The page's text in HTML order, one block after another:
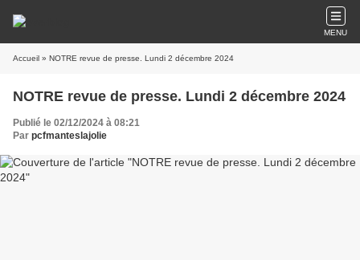
MENU
Accueil » NOTRE revue de presse. Lundi 2 décembre 2024
NOTRE revue de presse. Lundi 2 décembre 2024
Publié le 02/12/2024 à 08:21
Par pcfmanteslajolie